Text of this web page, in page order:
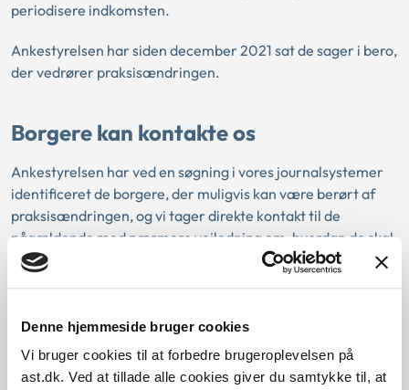
Denne hjemmeside bruger cookies
Vi bruger cookies til at forbedre brugeroplevelsen på
ast.dk. Ved at tillade alle cookies giver du samtykke til, at
periodisere indkomsten.
Ankestyrelsen har siden december 2021 sat de sager i bero,
der vedrører praksisændringen.
Borgere kan kontakte os
Ankestyrelsen har ved en søgning i vores journalsystemer
identificeret de borgere, der muligvis kan være berørt af
praksisændringen, og vi tager direkte kontakt til de
pågældende med nærmere vejledning om, hvordan de skal
forholde sig.
afgørelse, der er truffet over for dig, og du ikke hører fra os,
grundlag for at genoptage din sag.